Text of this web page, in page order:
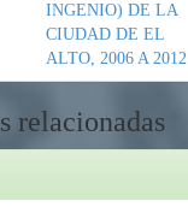
INGENIO) DE LA
CIUDAD DE EL
ALTO, 2006 A 2012
relacionadas